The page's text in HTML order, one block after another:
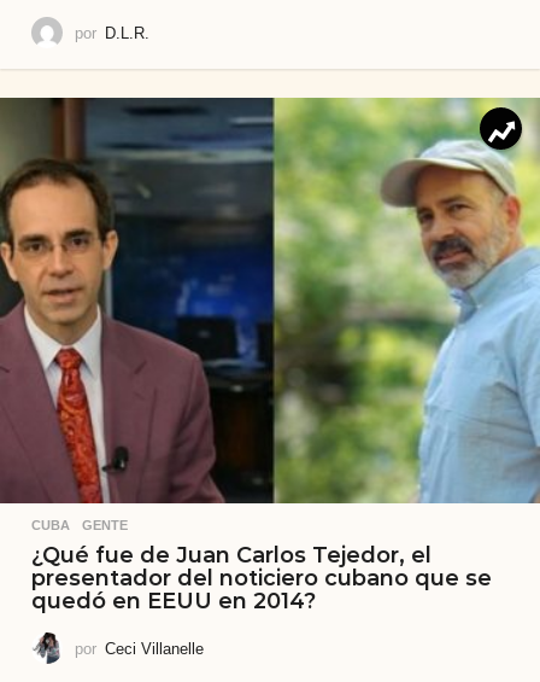
por D.L.R.
CUBA ,GENTE
¿Qué fue de Juan Carlos Tejedor, el
presentador del noticiero cubano que se
quedó en EEUU en 2014?
por Ceci Villanelle